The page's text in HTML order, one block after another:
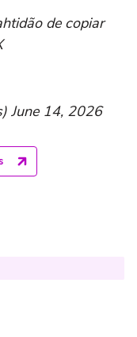
de copiar
June 14, 2026